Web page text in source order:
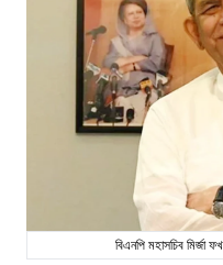
বিএনপি মহাসচিব